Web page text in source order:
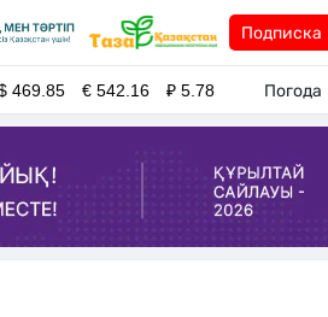
Подписка
469.85 €542.16 ₽5.78 Погода